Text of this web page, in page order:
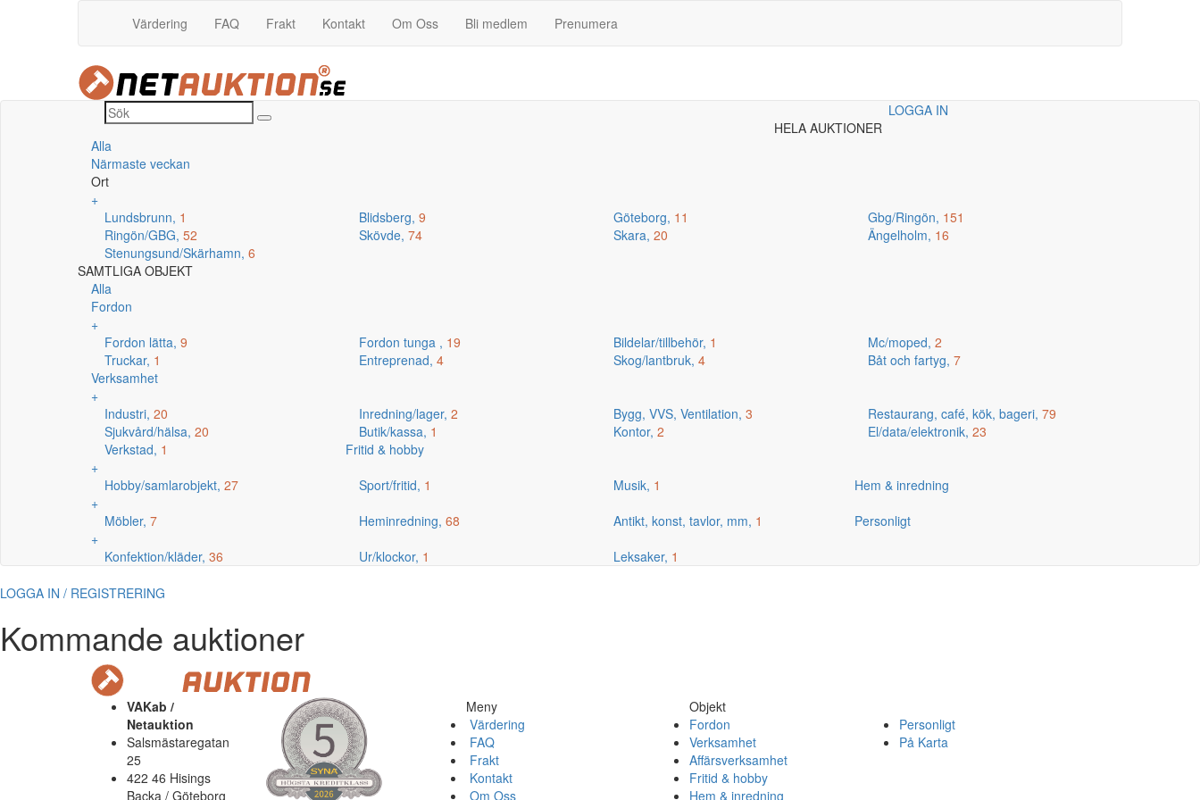
Värdering FAQ Frakt Kontakt Om Oss Bli medlem Prenumera
LOGGA IN
HELA AUKTIONER
Alla
Närmaste veckan
Ort
+
Lundsbrunn, 1 Blidsberg, 9 Göteborg, 11 Gbg/Ringön, 151
Ringön/GBG, 52 Skövde, 74 Skara, 20 Ängelholm, 16
Stenungsund/Skärhamn, 6
SAMTLIGA OBJEKT
Alla
Fordon
+
Fordon lätta, 9 Fordon tunga , 19 Bildelar/tillbehör, 1 Mc/moped, 2
Truckar, 1 Entreprenad, 4 Skog/lantbruk, 4 Båt och fartyg, 7
Verksamhet
+
Industri, 20 Inredning/lager, 2 Bygg, VVS, Ventilation, 3 Restaurang, café, kök, bageri, 79
Sjukvård/hälsa, 20 Butik/kassa, 1 Kontor, 2 El/data/elektronik, 23
Verkstad, 1
Fritid & hobby
+
Hobby/samlarobjekt, 27 Sport/fritid, 1 Musik, 1
Hem & inredning
+
Möbler, 7 Heminredning, 68 Antikt, konst, tavlor, mm, 1
Personligt
+
Konfektion/kläder, 36 Ur/klockor, 1 Leksaker, 1
LOGGA IN / REGISTRERING
Kommande auktioner
VAKab /
Netauktion
Salsmästaregatan
25
422 46 Hisings
Backa / Göteborg
Meny
Värdering
FAQ
Frakt
Kontakt
Om Oss
Objekt
Fordon
Verksamhet
Affärsverksamhet
Fritid & hobby
Hem & inredning
Personligt
På Karta